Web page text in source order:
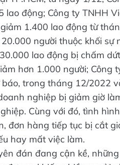
TP.HCM, từ ngày 1/12,
lao động; Công ty TNHH
1.400 lao động từ
người thuộc khối
lao động bị chấm
hơn 1.000 người; Công
báo, trong tháng 12/2022
nghiệp bị giảm giờ
Cùng với đó, tình
đơn hàng tiếp tục bị cắt
hay mất việc làm.
đán đang cận kề,